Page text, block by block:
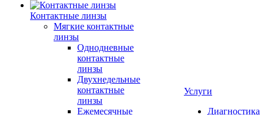
Контактные линзы
Мягкие контактные
линзы
Однодневные
контактные
линзы
Двухнедельные
контактные
линзы
Ежемесячные
Услуги
Диагностика